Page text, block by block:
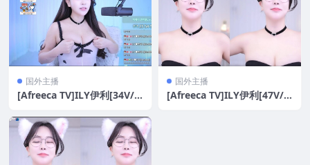
国外主播
[Afreeca TV]ILY伊利[34V/9
国外主播
[Afreeca TV]ILY伊利[47V/1